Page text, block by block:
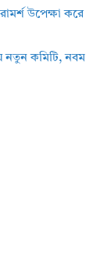
উপেক্ষা করে
নতুন কমিটি, নবম